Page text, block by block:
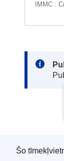
IMMC :
Šo